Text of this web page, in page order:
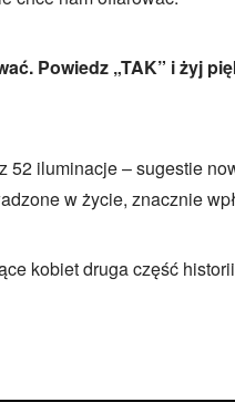
Powiedz „TAK” i żyj
52 iluminacje – sugestie
w życie, znacznie
kobiet druga część